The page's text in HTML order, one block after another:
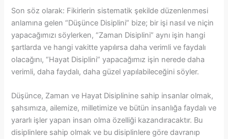
Son söz olarak: Fikirlerin sistematik şekilde düzenlenmesi
anlamına gelen “Düşünce Disiplini” bize; bir işi nasıl ve niçin
yapacağımızı söylerken, “Zaman Disiplini” aynı işin hangi
şartlarda ve hangi vakitte yapılırsa daha verimli ve faydalı
olacağını, “Hayat Disiplini” yapacağımız işin nerede daha
verimli, daha faydalı, daha güzel yapılabileceğini söyler.
Düşünce, Zaman ve Hayat Disiplinine sahip insanlar olmak,
şahsımıza, ailemize, milletimize ve bütün insanlığa faydalı ve
yararlı işler yapan insan olma özelliği kazandıracaktır. Bu
disiplinlere sahip olmak ve bu disiplinlere göre davranıp